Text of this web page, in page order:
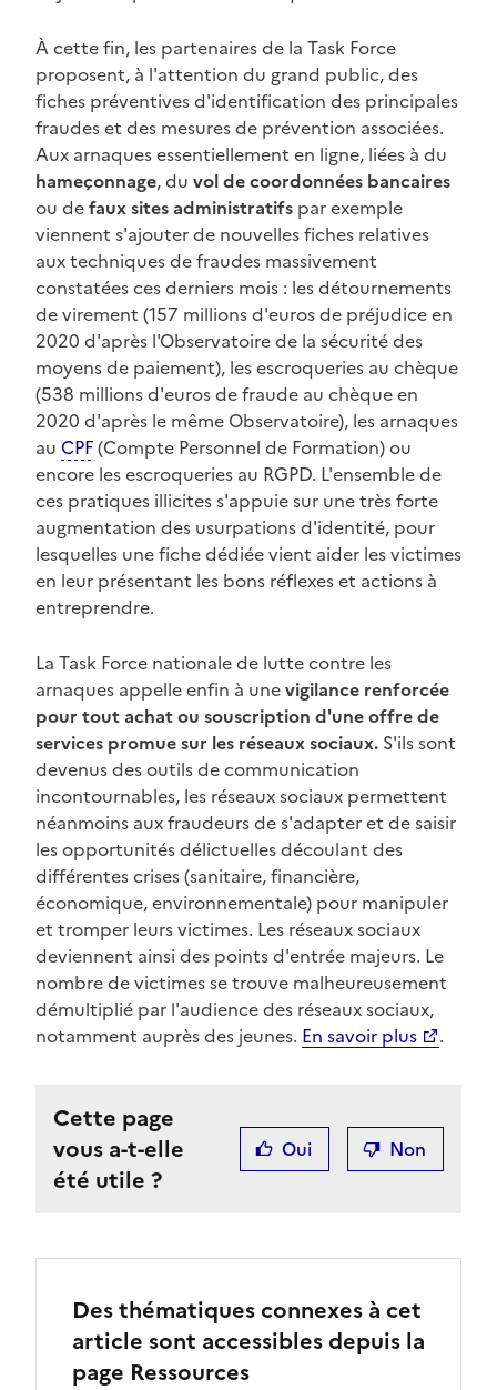
À cette fin, les partenaires de la Task Force
proposent, à l'attention du grand public, des
fiches préventives d'identification des principales
fraudes et des mesures de prévention associées.
Aux arnaques essentiellement en ligne, liées à du
hameçonnage, du vol de coordonnées bancaires
ou defaux sites administratifs par exemple
viennent s'ajouter de nouvelles fiches relatives
aux techniques de fraudes massivement
constatées ces derniers mois : les détournements
de virement (157 millions d'euros de préjudice en
2020 d'après l'Observatoire de la sécurité des
moyens de paiement), les escroqueries au chèque
(538 millions d'euros de fraude au chèque en
2020 d'après le même Observatoire), les arnaques
au CPF(Compte Personnel de Formation) ou
encore les escroqueries au RGPD. L'ensemble de
ces pratiques illicites s'appuie sur une très forte
augmentation des usurpations d'identité, pour
lesquelles une fiche dédiée vient aider les victimes
en leur présentant les bons réflexes et actions à
entreprendre.
La Task Force nationale de lutte contre les
arnaques appelle enfin à unevigilance renforcée
pour tout achat ou souscription d'une offre de
services promue sur les réseaux sociaux. S'ils sont
devenus des outils de communication
incontournables, les réseaux sociaux permettent
néanmoins aux fraudeurs de s'adapter et de saisir
les opportunités délictuelles découlant des
différentes crises (sanitaire, financière,
économique, environnementale) pour manipuler
et tromper leurs victimes. Les réseaux sociaux
deviennent ainsi des points d'entrée majeurs. Le
nombre de victimes se trouve malheureusement
démultiplié par l'audience des réseaux sociaux,
notamment auprès des jeunes. En savoir plus .
Cette page
vous a-t-elle
été utile ?
Oui Non
Des thématiques connexes à cet
article sont accessibles depuis la
page Ressources